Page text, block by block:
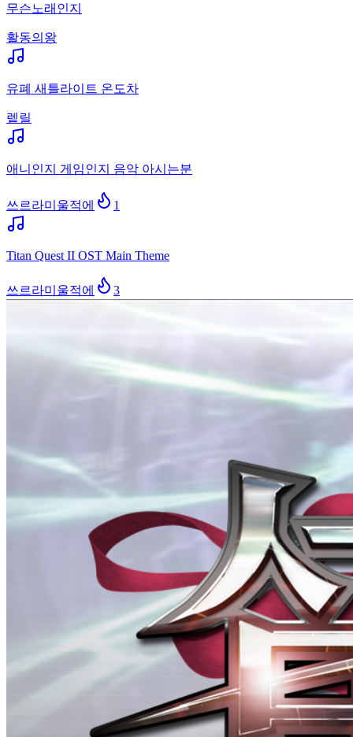
무슨노래인지
활동의왕
유폐 새틀라이트 온도차
렡릴
애니인지 게임인지 음악 아시는분
쓰르라미울적에 1
Titan Quest II OST Main Theme
쓰르라미울적에 3